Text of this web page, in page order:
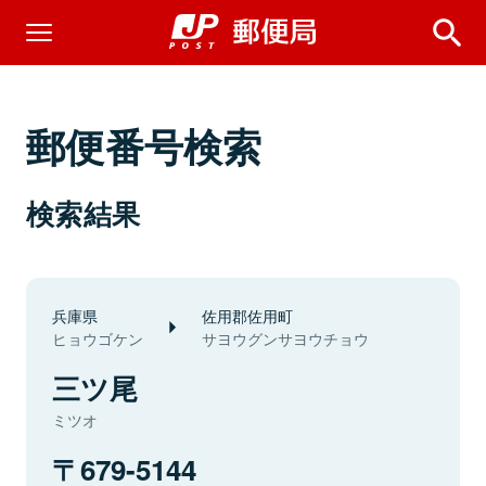
郵便番号検索
検索結果
兵庫県
ヒョウゴケン
佐用郡佐用町
サヨウグンサヨウチョウ
三ツ尾
ミツオ
679-5144